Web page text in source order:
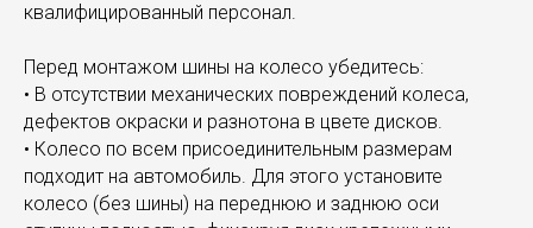
квалифицированный персонал.
Перед монтажом шины на колесо убедитесь:
• В отсутствии механических повреждений колеса,
дефектов окраски и разнотона в цвете дисков.
• Колесо по всем присоединительным размерам
подходит на автомобиль. Для этого установите
колесо (без шины) на переднюю и заднюю оси